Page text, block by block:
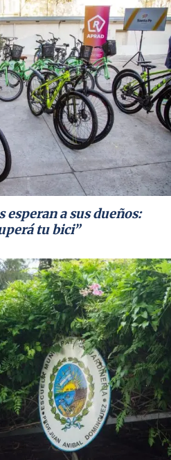
esperan a sus dueños:
tu bici”